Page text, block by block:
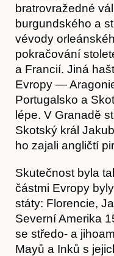
bratrovražedné
burgundského a
vévody
pokračování
a Francií. Jiná
Evropy —
Portugalsko a
lépe. V Granadě
Skotský král
ho zajali angličtí
Skutečnost byla
částmi Evropy
státy: Florencie,
Severní Amerika
se středo- a
Mayů a Inků s